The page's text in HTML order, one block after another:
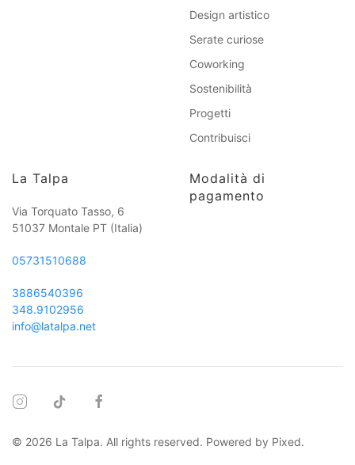
Design artistico
Serate curiose
Coworking
Sostenibilità
Progetti
Contribuisci
La Talpa
Via Torquato Tasso, 6
51037 Montale PT (Italia)
05731510688
3886540396
348.9102956
info@latalpa.net
Modalità di
pagamento
© 2026 La Talpa. All rights reserved. Powered by Pixed.